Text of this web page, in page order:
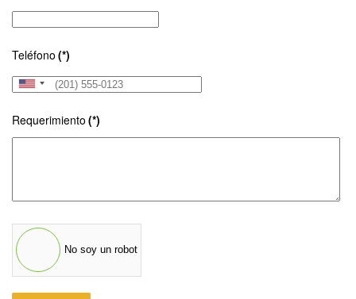
Teléfono (*)
United
States
+1
Requerimiento (*)
No soy un robot